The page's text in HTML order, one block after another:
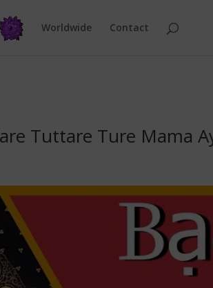
Worldwide Contact
Tuttare Ture Mama